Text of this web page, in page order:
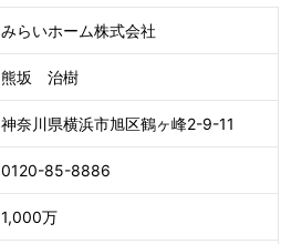
みらいホーム株式会社
熊坂 治樹
神奈川県横浜市旭区鶴ヶ峰2-9-11
0120-85-8886
1,000万